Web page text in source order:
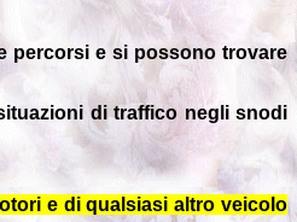
percorsi e si possono trovare
di traffico negli snodi
e di qualsiasi altro veicolo